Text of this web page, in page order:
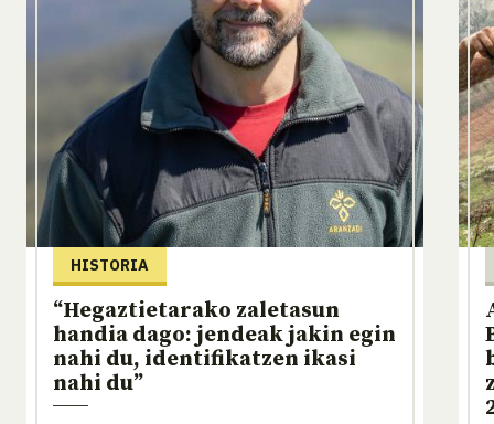
HISTORIA
“Hegaztietarako zaletasun
handia dago: jendeak jakin egin
nahi du, identifikatzen ikasi
nahi du”